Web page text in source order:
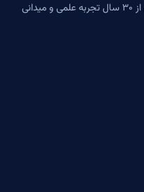
بدن، فنون مذاکره و برندسازی شخصی با بیش از ۳۰ سال تجربه علمی و میدانی